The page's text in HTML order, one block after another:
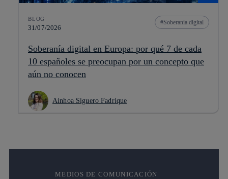
BLOG
31/07/2026
Soberanía digital
Soberanía digital en Europa: por qué 7 de cada
10 españoles se preocupan por un concepto que
aún no conocen
Ainhoa Siguero Fadrique
MEDIOS DE COMUNICACIÓN